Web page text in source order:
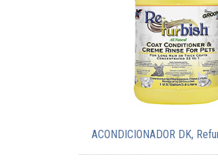
ACONDICIONADOR DK,